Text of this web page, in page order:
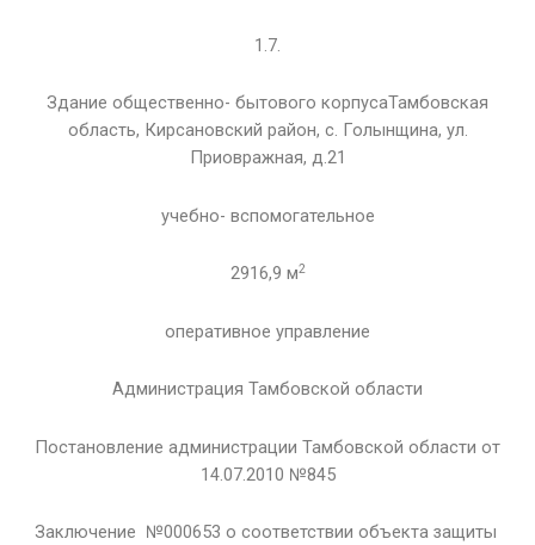
1.7.
Здание общественно- бытового корпусаТамбовская
область, Кирсановский район, с. Голынщина, ул.
Приовражная, д.21
учебно- вспомогательное
2916,9 м2
оперативное управление
Администрация Тамбовской области
Постановление администрации Тамбовской области от
14.07.2010 №845
Заключение №000653 о соответствии объекта защиты